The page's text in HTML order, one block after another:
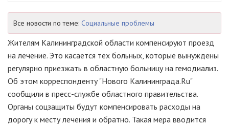
Все новости по теме: Социальные проблемы
Жителям Калининградской области компенсируют проезд
на лечение. Это касается тех больных, которые вынуждены
регулярно приезжать в областную больницу на гемодиализ.
Об этом корреспонденту "Нового Калининграда.Ru"
сообщили в пресс-службе областного правительства.
Органы соцзащиты будут компенсировать расходы на
дорогу к месту лечения и обратно. Такая мера вводится